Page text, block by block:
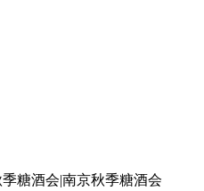
糖酒会|南京秋季糖酒会